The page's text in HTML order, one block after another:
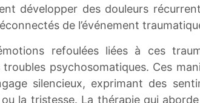
développer des douleurs
de l’événement
refoulées liées à ces
psychosomatiques. Ces
silencieux, exprimant des
la tristesse. La thérapie qui